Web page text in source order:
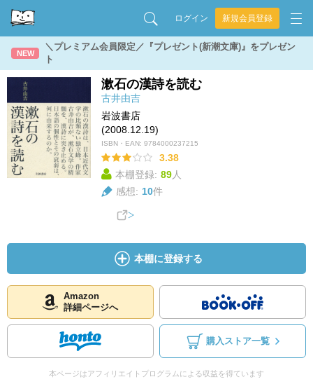
ログイン 新規会員登録
NEW
＼プレミアム会員限定／『プレゼント(新潮文庫)』をプレゼン
ト
漱石の漢詩を読む
古井由吉
岩波書店
(2008.12.19)
ISBN・EAN: 9784000237215
3.38
本棚登録: 89人
感想: 10件
本棚に登録する
Amazon
詳細ページへ
購入ストア一覧
本ページはアフィリエイトプログラムによる収益を得ています